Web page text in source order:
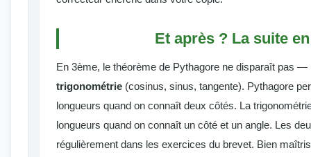
Et après ? La suite
En 3ème, le théorème de Pythagore ne disparaît pas —
trigonométrie (cosinus, sinus, tangente). Pythagore
longueurs quand on connaît deux côtés. La
longueurs quand on connaît un côté et un angle. Les
régulièrement dans les exercices du brevet. Bien